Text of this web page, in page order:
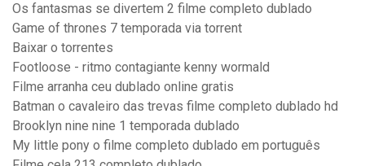
Os fantasmas se divertem 2 filme completo dublado
Game of thrones 7 temporada via torrent
Baixar o torrentes
Footloose - ritmo contagiante kenny wormald
Filme arranha ceu dublado online gratis
Batman o cavaleiro das trevas filme completo dublado hd
Brooklyn nine nine 1 temporada dublado
My little pony o filme completo dublado em português